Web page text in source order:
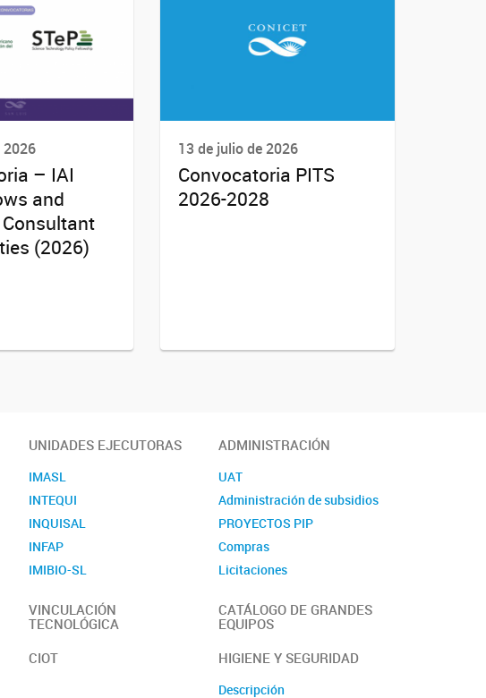
2026
– IAI
and
(2026)
13 de julio de 2026
Convocatoria PITS
2026-2028
UNIDADES EJECUTORAS
IMASL
INTEQUI
INQUISAL
INFAP
IMIBIO-SL
ADMINISTRACIÓN
UAT
Administración de subsidios
PROYECTOS PIP
Compras
Licitaciones
VINCULACIÓN
TECNOLÓGICA
CATÁLOGO DE GRANDES
EQUIPOS
CIOT
HIGIENE Y SEGURIDAD
Descripción